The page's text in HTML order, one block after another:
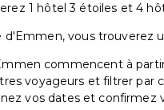
1 hôtel 3 étoiles et 4
vous
commencent à
voyageurs et filtrer
vos dates et confirmez